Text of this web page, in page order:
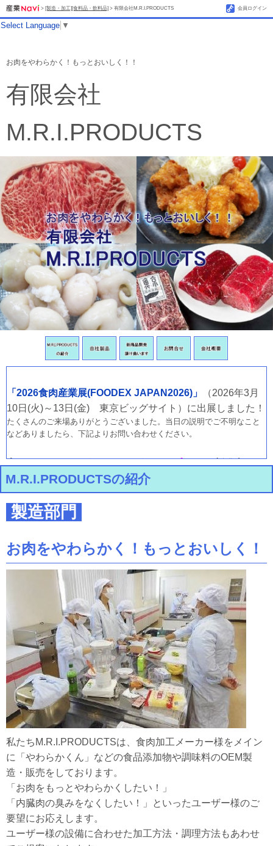
会員ログイン
> [製造・加工][食料品・飲料品] > 有限会社M.R.I.PRODUCTS
Select Language ▼
お肉をやわらかく！もっとおいしく！！
有限会社
M.R.I.PRODUCTS
「2026食肉産業展(FOODEX JAPAN2026)」
（2026年3月
10日(火)～13日(金) 東京ビッグサイト）に出展しました！
たくさんのご来場ありがとうございました。当日の説明でご不明なこと
などありましたら、下記よりお問い合わせください。
高コスパ!!「ソフゲルC⁺(ソフゲルシープラス)」新発売！！
軟化・脱臭・歩留まり向上をこれ一つで可能に！！
少量添加で高い効果を発揮するので、コスト軽減に貢献します！サンプ
ルや資料をご希望の際はお気軽に、下記フォームよりお問い合わせくだ
「湘南ベルマーレ」のサポートコーポレーションになりました！
M.R.I.PRODUCTSの紹介
製造部門
お肉をやわらかく！もっとおいしく！
私たちM.R.I.PRODUCTSは、食肉加工メーカー様をメイン
に「やわらかくん」などの食品添加物や調味料のOEM製
造・販売をしております。
「お肉をもっとやわらかくしたい！」
「内臓肉の臭みをなくしたい！」といったユーザー様のご
要望にお応えします。
ユーザー様の設備に合わせた加工方法・調理方法もあわせ